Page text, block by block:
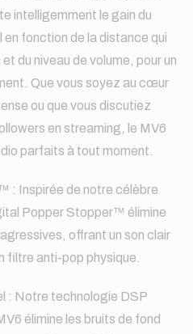
intelligemment le gain du
fonction de la distance qui
du niveau de volume, pour un
Que vous soyez au cœur
ou que vous discutiez
en streaming, le MV6
parfaits à tout moment.
: Inspirée de notre célèbre
Popper Stopper™ élimine
offrant un son clair
filtre anti-pop physique.
: Notre technologie DSP
élimine les bruits de fond